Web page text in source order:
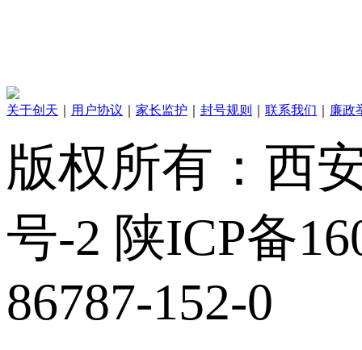
关于创天 用户协议 家长监护 封号规则 联系我们 廉政
版权所有：西
号-2 陕ICP备
86787-152-0